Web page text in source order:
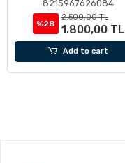
8215967626084
%28
2.500,00 TL
1.800,00 TL
Add to cart